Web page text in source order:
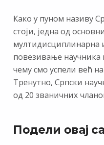
Како у пуном називу
стоји, једна од
мултидисциплинарна
повезивање научника
чему смо успели већ
Тренутно, Српски
од 20 званичних
Подели овај